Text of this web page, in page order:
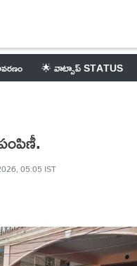
🌟 వాట్సాప్ STATUS
05:05 IST